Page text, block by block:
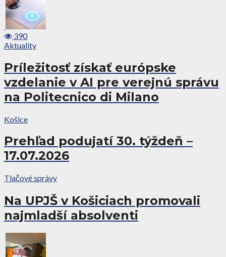
390
Aktuality
Príležitosť získať európske
vzdelanie v AI pre verejnú správu
na Politecnico di Milano
Košice
Prehľad podujatí 30. týždeň –
17.07.2026
Tlačové správy
Na UPJŠ v Košiciach promovali
najmladší absolventi